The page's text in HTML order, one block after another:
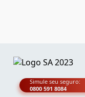
Simule seu seguro:
0800 591 8084